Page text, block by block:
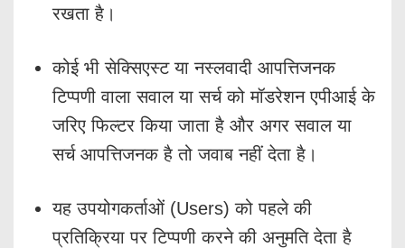
रखता है।
कोई भी सेक्सिएस्ट या नस्लवादी आपत्तिजनक
टिप्पणी वाला सवाल या सर्च को मॉडरेशन एपीआई के
जरिए फिल्टर किया जाता है और अगर सवाल या
सर्च आपत्तिजनक है तो जवाब नहीं देता है।
यह उपयोगकर्ताओं (Users) को पहले की
प्रतिक्रिया पर टिप्पणी करने की अनुमति देता है